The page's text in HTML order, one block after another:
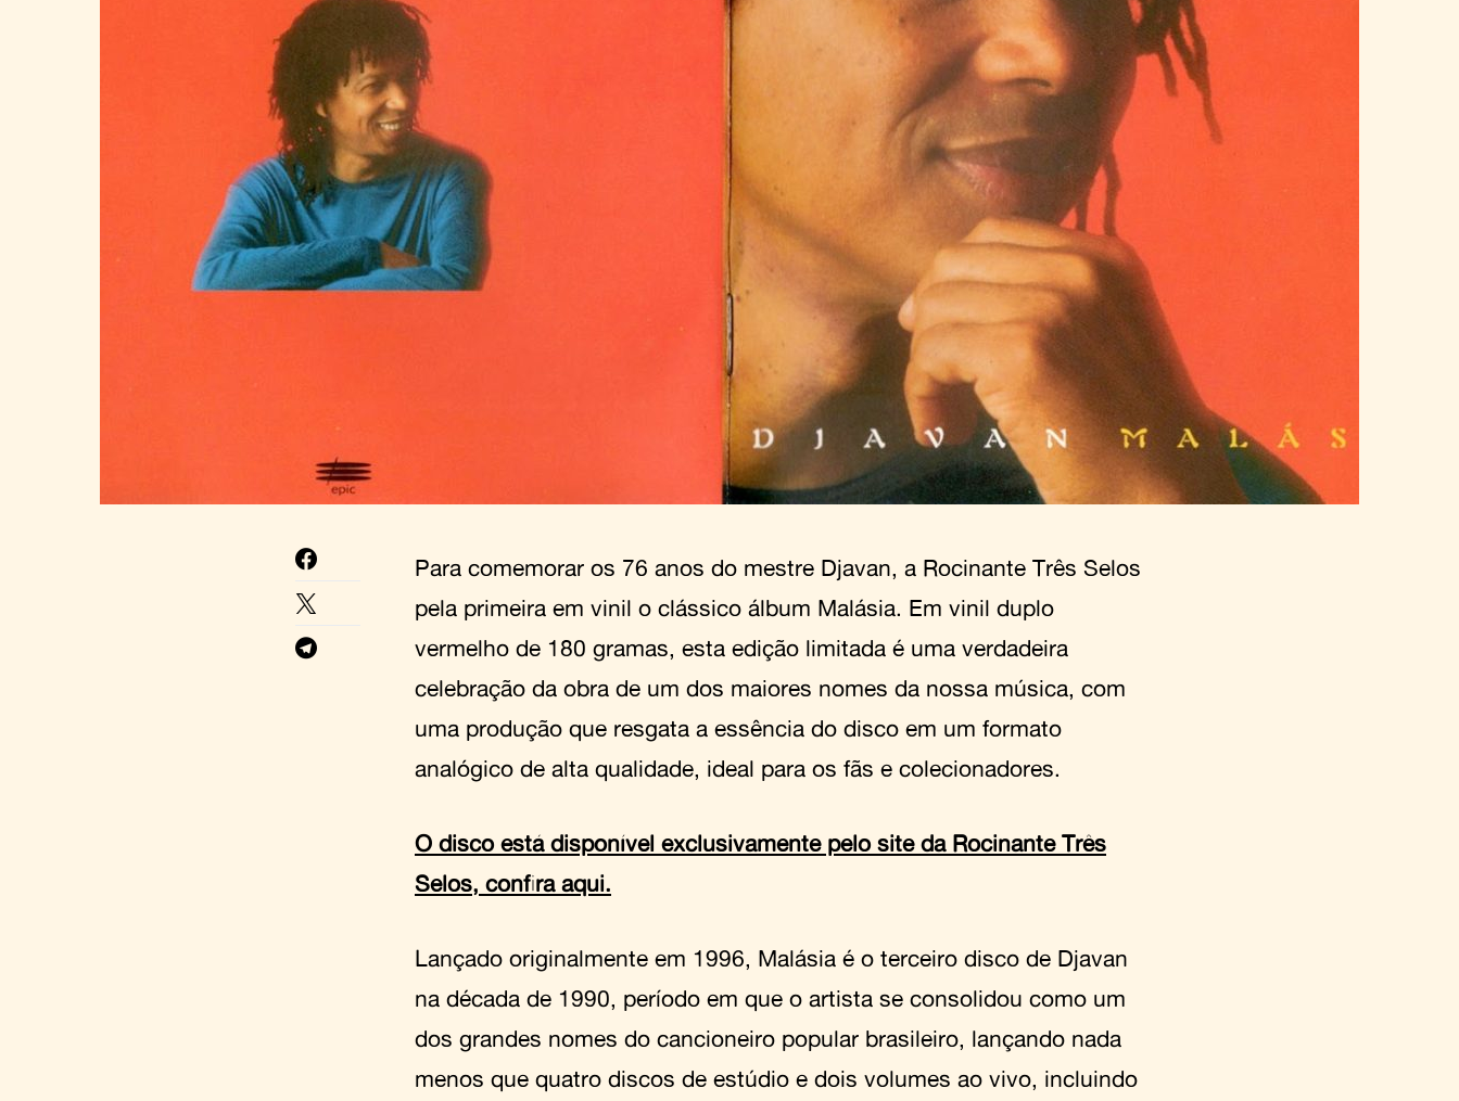
Para comemorar os 76 anos do mestre Djavan, a Rocinante Três Selos
pela primeira em vinil o clássico álbum Malásia. Em vinil duplo
vermelho de 180 gramas, esta edição limitada é uma verdadeira
celebração da obra de um dos maiores nomes da nossa música, com
uma produção que resgata a essência do disco em um formato
analógico de alta qualidade, ideal para os fãs e colecionadores.
O disco está disponível exclusivamente pelo site da Rocinante Três
Selos, confira aqui.
Lançado originalmente em 1996, Malásia é o terceiro disco de Djavan
na década de 1990, período em que o artista se consolidou como um
dos grandes nomes do cancioneiro popular brasileiro, lançando nada
menos que quatro discos de estúdio e dois volumes ao vivo, incluindo